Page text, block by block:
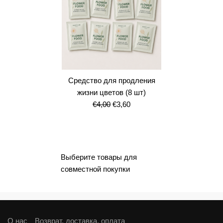
Средство для продления
жизни цветов (8 шт)
€4,00 Первоначальная
€3,60Текущая
Выберите товары для
совместной покупки
О нас Возврат, доставка, оплата